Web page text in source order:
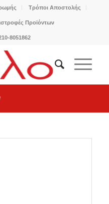
Τρόποι Αποστολής
Προϊόντων
8051862